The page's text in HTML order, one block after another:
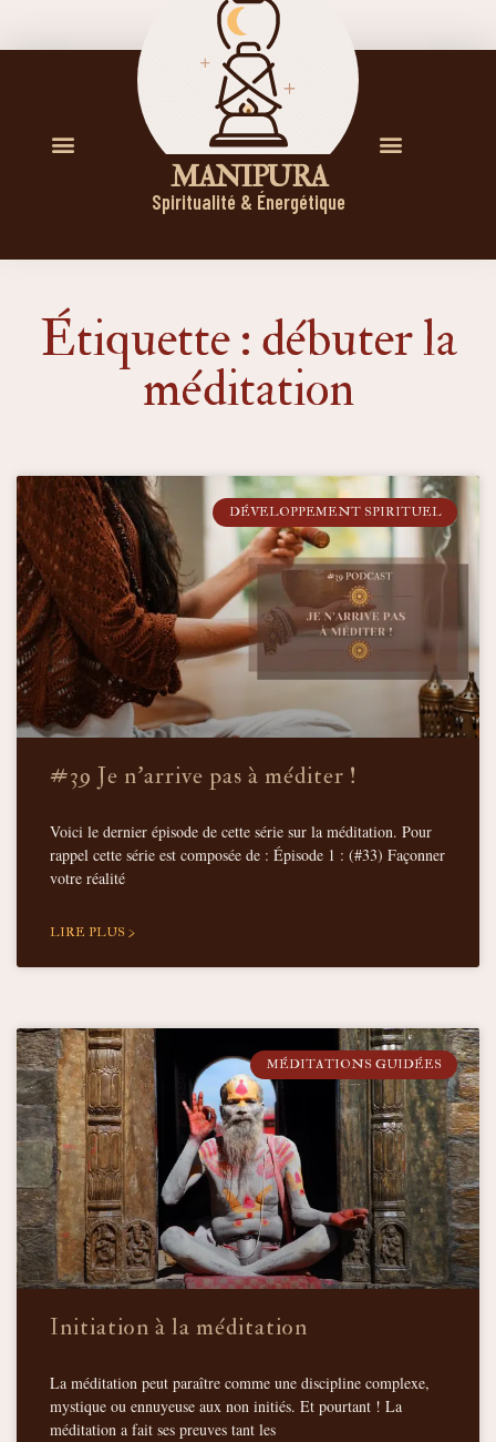
M A N I P U R A
Spiritualité & Énergétique
Étiquette : débuter la
méditation
DÉVELOPPEMENT SPIRITUEL
#39 Je n’arrive pas à méditer !
Voici le dernier épisode de cette série sur la méditation. Pour
rappel cette série est composée de : Épisode 1 : (#33) Façonner
votre réalité
LIRE PLUS >
MÉDITATIONS GUIDÉES
Initiation à la méditation
La méditation peut paraître comme une discipline complexe,
mystique ou ennuyeuse aux non initiés. Et pourtant ! La
méditation a fait ses preuves tant les